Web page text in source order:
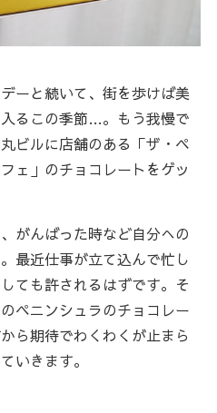
ーと続いて、街を歩けば美
るこの季節…。もう我慢で
ビルに店舗のある「ザ・ペ
ェ」のチョコレートをゲッ
がんばった時など自分への
最近仕事が立て込んで忙し
ても許されるはずです。そ
ペニンシュラのチョコレー
ら期待でわくわくが止まら
きます。